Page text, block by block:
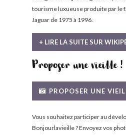
tourisme luxueuse produite par le
Jaguar de 1975 à 1996.
+ LIRE LA SUITE SUR
Proposer une vieille !
PROPOSER UNE
Vous souhaitez participer au
Bonjourlavieille ? Envoyez vos